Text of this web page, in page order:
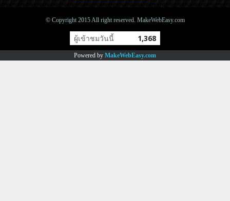
© Copyright 2015 All right reserved. MakeWebEasy.com
ผู้เข้าชมวันนี้ 1,368
Powered by MakeWebEasy.com